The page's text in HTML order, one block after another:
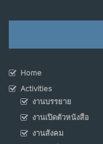
Home
Activities
งานบรรยาย
งานเปิดตัวหนังสือ
งานสังคม